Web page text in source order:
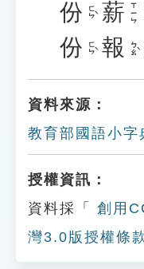
份 ㄈㄣˋ 薪 ㄒㄧㄣ
份 ㄈㄣˋ 報 ㄅㄠˋ
資料來源：
教育部國語小字
授權資訊：
資料採「
創用
灣3.0版授權條